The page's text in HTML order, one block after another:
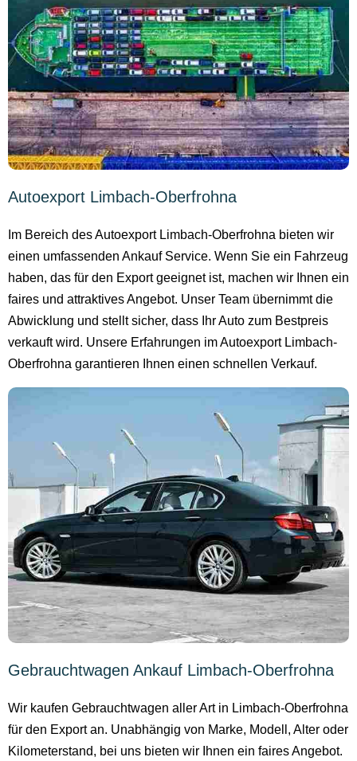
Autoexport Limbach-Oberfrohna
Im Bereich des Autoexport Limbach-Oberfrohna bieten wir
einen umfassenden Ankauf Service. Wenn Sie ein Fahrzeug
haben, das für den Export geeignet ist, machen wir Ihnen ein
faires und attraktives Angebot. Unser Team übernimmt die
Abwicklung und stellt sicher, dass Ihr Auto zum Bestpreis
verkauft wird. Unsere Erfahrungen im Autoexport Limbach-
Oberfrohna garantieren Ihnen einen schnellen Verkauf.
Gebrauchtwagen Ankauf Limbach-Oberfrohna
Wir kaufen Gebrauchtwagen aller Art in Limbach-Oberfrohna
für den Export an. Unabhängig von Marke, Modell, Alter oder
Kilometerstand, bei uns bieten wir Ihnen ein faires Angebot.